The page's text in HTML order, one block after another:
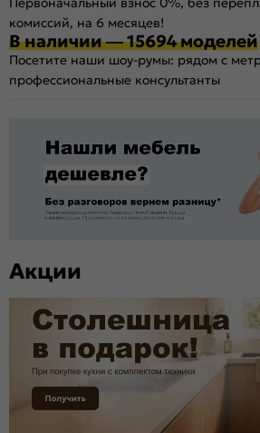
комиссий, на 6 месяцев!
В наличии — 15694 моделей
Посетите наши шоу-румы: рядом с
профессиональные консультанты
Акции